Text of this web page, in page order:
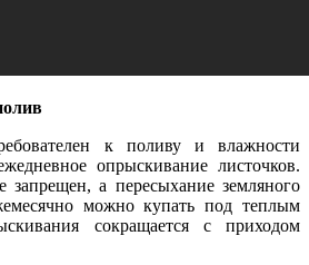
к поливу и влажности
опрыскивание листочков.
запрещен, а пересыхание земляного
можно купать под теплым
сокращается с приходом